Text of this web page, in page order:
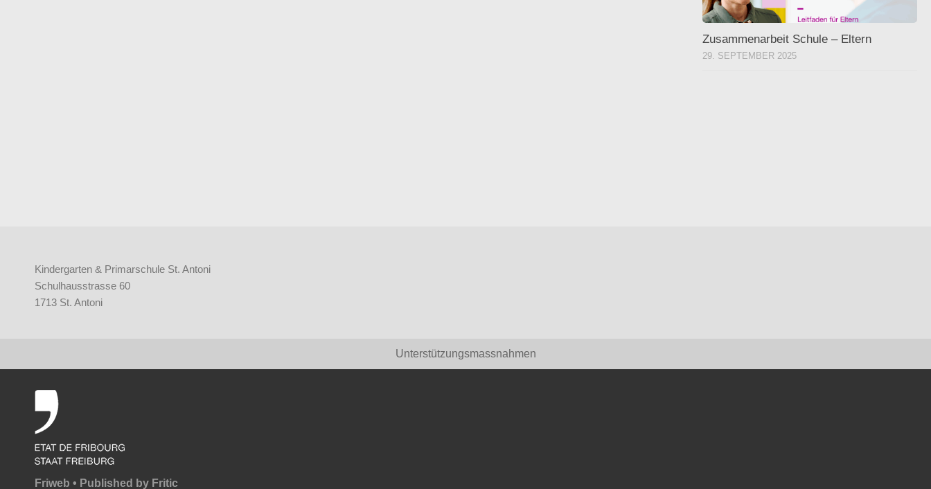
Zusammenarbeit Schule – Eltern
29. SEPTEMBER 2025
Kindergarten & Primarschule St. Antoni
Schulhausstrasse 60
1713 St. Antoni
Unterstützungsmassnahmen